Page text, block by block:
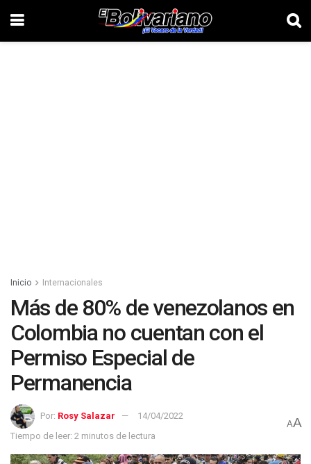
Inicio Internacionales
Más de 80% de venezolanos en
Colombia no cuentan con el
Permiso Especial de
Permanencia
Por: Rosy Salazar
14/04/2022
Tiempo de leer: 2 minutos de lectura
AA